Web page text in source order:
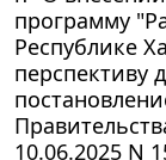
программу
Республике
перспективу
10.06.2025 N